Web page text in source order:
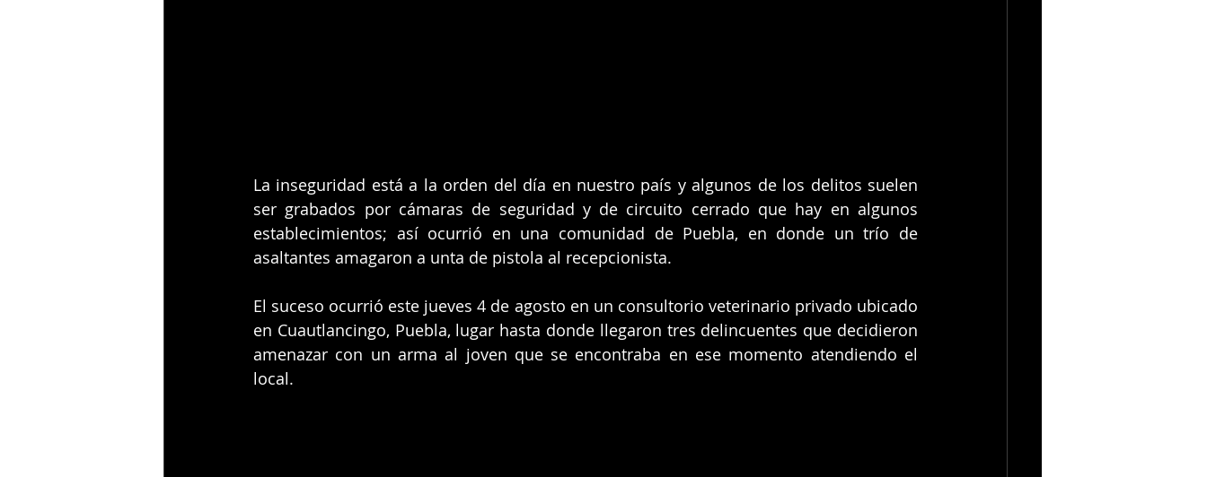
La inseguridad está a la orden del día en nuestro país y algunos de los delitos suelen
ser grabados por cámaras de seguridad y de circuito cerrado que hay en algunos
establecimientos; así ocurrió en una comunidad de Puebla, en donde un trío de
asaltantes amagaron a unta de pistola al recepcionista.
El suceso ocurrió este jueves 4 de agosto en un consultorio veterinario privado ubicado
en Cuautlancingo, Puebla, lugar hasta donde llegaron tres delincuentes que decidieron
amenazar con un arma al joven que se encontraba en ese momento atendiendo el
local.